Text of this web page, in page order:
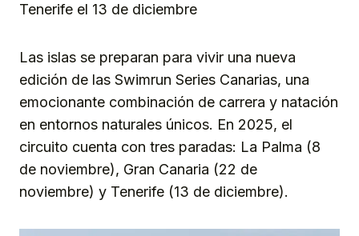
Tenerife el 13 de diciembre
Las islas se preparan para vivir una nueva
edición de las Swimrun Series Canarias, una
emocionante combinación de carrera y natación
en entornos naturales únicos. En 2025, el
circuito cuenta con tres paradas: La Palma (8
de noviembre), Gran Canaria (22 de
noviembre) y Tenerife (13 de diciembre).